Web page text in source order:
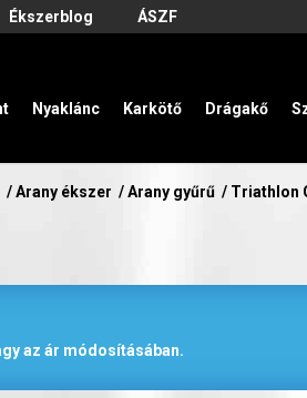
Ékszerblog ÁSZF
Nyaklánc Karkötő Drágakő
/ Arany ékszer / Arany gyűrű / Triathlon
az ár módosításában.